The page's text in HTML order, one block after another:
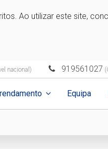
Ao utilizar este site,
nacional) 919561027
Equipa